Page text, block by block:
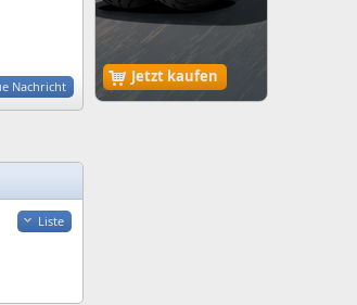
Jetzt kaufen
Nachricht
Liste